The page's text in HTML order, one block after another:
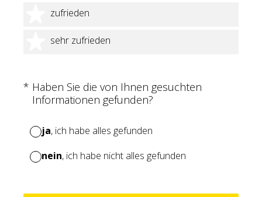
zufrieden
4 Sterne
sehr zufrieden
5 Sterne
* Haben Sie die von Ihnen gesuchten
Informationen gefunden?
(Erforderlich.)
ja, ich habe alles gefunden
nein, ich habe nicht alles gefunden